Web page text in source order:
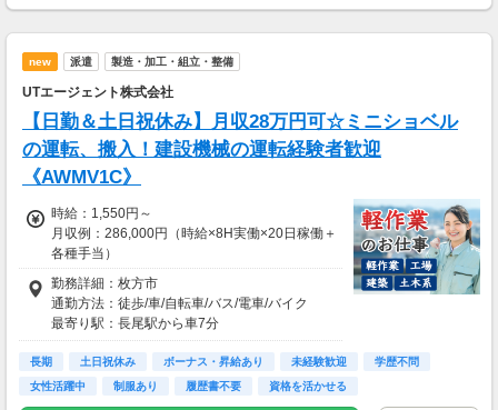
※資格手当あり（時給50円～UP/資格の種類に
よって異なる）
※日払いも週払いOK（規定あり）
（稼働開始時は手続き完了次第となります）
週払い：金曜日締め最短翌週火曜日にお給料GE
T♪
※交通費：別途全額支給
※車・バイク通勤に関して施設により異なる場
合あり（応相談）
new 派遣 製造・加工・組立・整備
UTエージェント株式会社
【日勤＆土日祝休み】月収28万円可☆ミニショベル
の運転、搬入！建設機械の運転経験者歓迎
《AWMV1C》
時給：1,550円～
月収例：286,000円（時給×8H実働×20日稼働＋
各種手当）
勤務詳細：枚方市
通勤方法：徒歩/車/自転車/バス/電車/バイク
最寄り駅：長尾駅から車7分
※構内の（無料）駐車場利用OK
長期 土日祝休み ボーナス・昇給あり 未経験歓迎
学歴不問
女性活躍中
制服あり 履歴書不要 資格を活かせる